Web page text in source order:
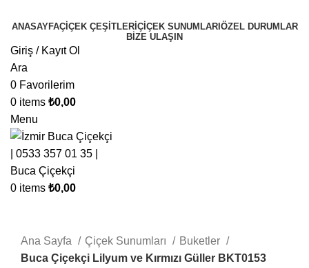
ANASAYFAÇIÇEK ÇEŞITLERI ÇIÇEK SUNUMLARI ÖZEL DURUMLAR
BIZE ULAŞIN
Giriş / Kayıt Ol
Ara
0 Favorilerim
0 items ₺0,00
Menu
0 items ₺0,00
Ana Sayfa
Çiçek Sunumları
Buketler
Buca Çiçekçi Lilyum ve Kırmızı Güller BKT0153